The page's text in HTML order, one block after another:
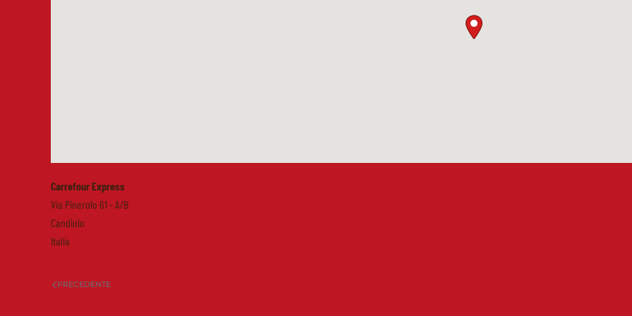
Carrefour Express
Via Pinerolo 61 - A/B
Candiolo
Italia
PRECEDENTE